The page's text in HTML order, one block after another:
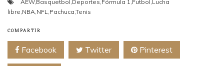
AEW, Basquetbol Deportes Fórmula 1 Futbol Lucha
libre NBA NFL Pachuca Tenis
COMPARTIR
Facebook Twitter Pinterest